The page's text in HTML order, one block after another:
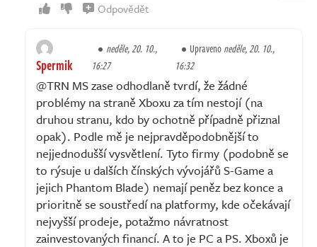
Odpovědět
Spermik
neděle, 20. 10.,
16:27
Upravenoneděle, 20. 10.,
16:32
@TRN MS zase odhodlaně tvrdí, že žádné
problémy na straně Xboxu za tím nestojí (na
druhou stranu, kdo by ochotně případně přiznal
opak). Podle mě je nejpravděpodobnější to
nejjednodušší vysvětlení. Tyto firmy (podobně se
to rýsuje u dalších čínských vývojářů S-Game a
jejich Phantom Blade) nemají peněz bez konce a
prioritně se soustředí na platformy, kde očekávají
nejvyšší prodeje, potažmo návratnost
zainvestovaných financí. A to je PC a PS. Xboxů je